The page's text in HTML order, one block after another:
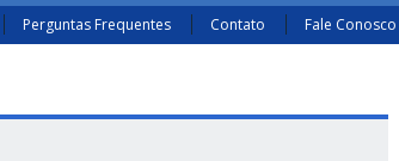
Perguntas Frequentes Contato Fale Conosco